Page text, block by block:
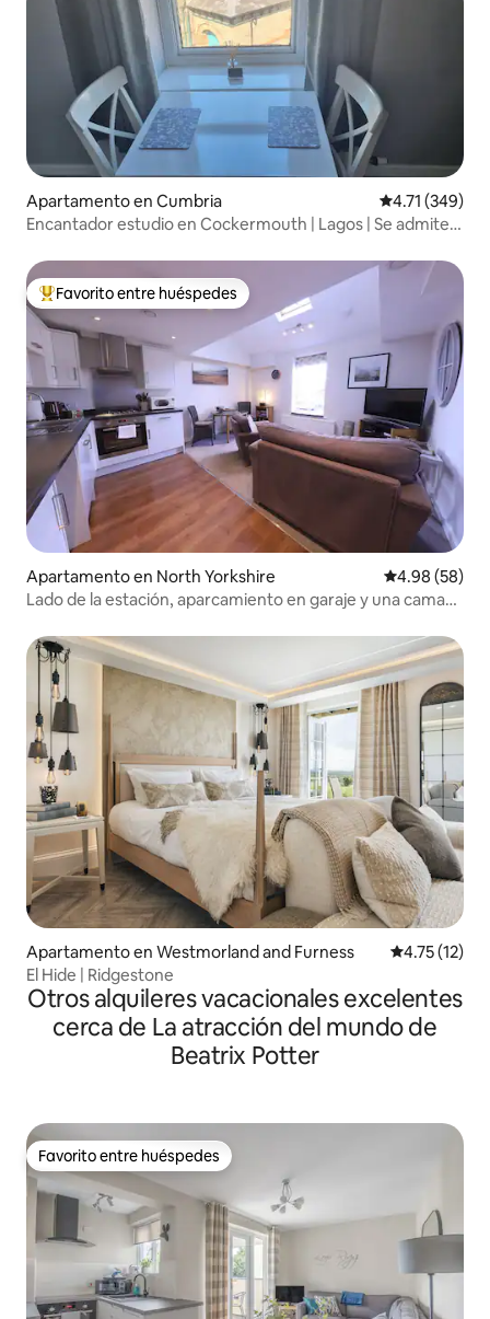
Apartamento en Cumbria Calificación
4.71 (349)
Encantador estudio en Cockermouth | Lagos | Se admiten
Favorito entre huéspedes preferido
Favorito entre huéspedes
Apartamento en North Yorkshire Calificación
4.98 (58)
Lado de la estación, aparcamiento en garaje y una cama
Apartamento en Westmorland and Furness Calificación
4.75 (12)
El Hide | Ridgestone
Otros alquileres vacacionales excelentes
cerca de La atracción del mundo de
Beatrix Potter
Favorito entre huéspedes
Favorito entre huéspedes